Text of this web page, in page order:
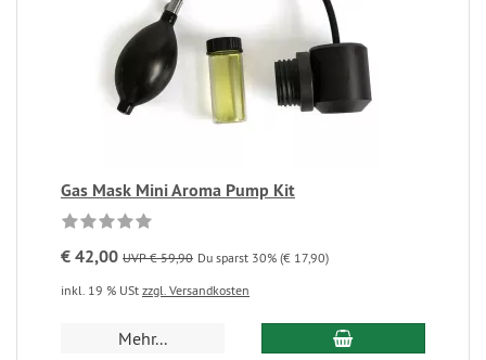
Gas Mask Mini Aroma Pump Kit
€ 42,00 UVP € 59,90 Du sparst 30% (€ 17,90)
inkl. 19 % USt zzgl. Versandkosten
Mehr...